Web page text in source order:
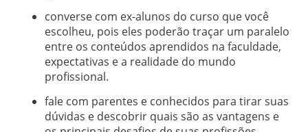
converse com ex-alunos do curso que você
escolheu, pois eles poderão traçar um paralelo
entre os conteúdos aprendidos na faculdade,
expectativas e a realidade do mundo
profissional.
fale com parentes e conhecidos para tirar suas
dúvidas e descobrir quais são as vantagens e